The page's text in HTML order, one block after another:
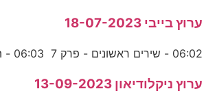
ערוץ בייבי 18-07-2023
06:02 - שירים ראשונים - פרק 7 06:03 - העולם המופלא - פרק
ערוץ ניקלודיאון 13-09-2023